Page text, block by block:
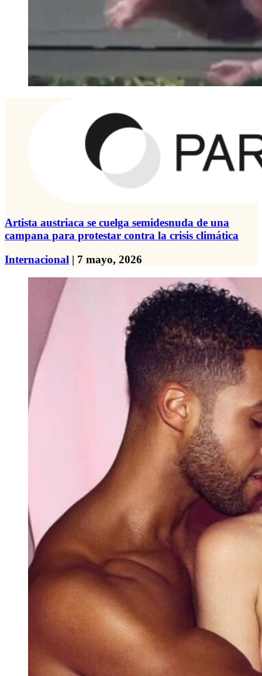
Artista austriaca se cuelga semidesnuda de una
campana para protestar contra la crisis climática
Internacional | 7 mayo, 2026